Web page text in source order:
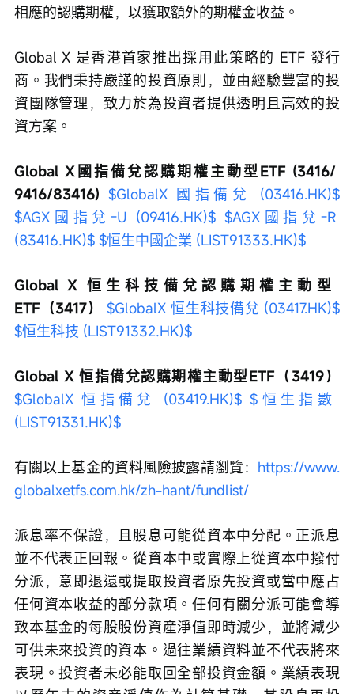
相應的認購期權，以獲取額外的期權金收益。
Global X 是香港首家推出採用此策略的 ETF 發行
商。我們秉持嚴謹的投資原則，並由經驗豐富的投
資團隊管理，致力於為投資者提供透明且高效的投
資方案。
Global X國指備兌認購期權主動型ETF (3416/
9416/83416) $GlobalX 國指備兌 (03416.HK)$
$AGX國指兌-U (09416.HK)$ $AGX國指兌-R
(83416.HK)$ $恒生中國企業 (LIST91333.HK)$
Global X 恒生科技備兌認購期權主動型
ETF（3417）
$GlobalX 恒生科技備兌 (03417.HK)$
$恒生科技 (LIST91332.HK)$
Global X 恒指備兌認購期權主動型ETF（3419）
$GlobalX 恒指備兌 (03419.HK)$ $恒生指數
(LIST91331.HK)$
有關以上基金的資料風險披露請瀏覽： https://www.
globalxetfs.com.hk/zh-hant/fundlist/
派息率不保證，且股息可能從資本中分配。正派息
並不代表正回報。從資本中或實際上從資本中撥付
分派，意即退還或提取投資者原先投資或當中應占
任何資本收益的部分款項。任何有關分派可能會導
致本基金的每股股份資産淨值即時減少，並將減少
可供未來投資的資本。過往業績資料並不代表將來
表現。投資者未必能取回全部投資金額。業績表現